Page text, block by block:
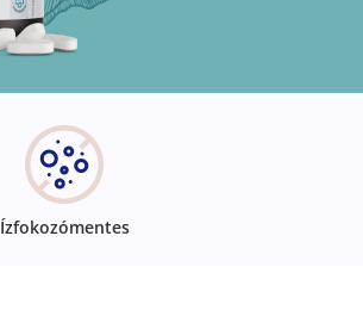
Ízfokozómentes